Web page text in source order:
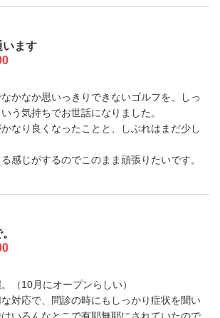
います
かなか思いっきりできないゴルフを、しっ
う気持ちでお世話になりました。
なり良くなったことと、しぶれはまだ少し
感じがするのでこのまま頑張りたいです。
（10月にオープンらしい）
な対応で、問診の時にもしっかり症状を聞い